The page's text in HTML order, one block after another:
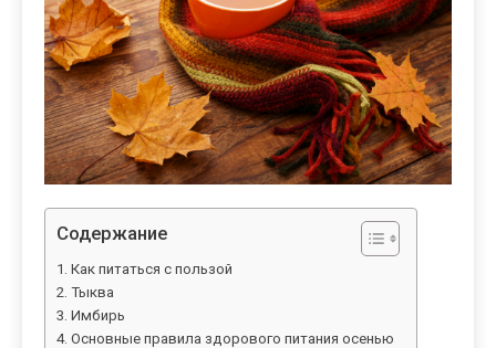
Содержание
Как питаться с пользой
Тыква
Имбирь
Основные правила здорового питания осенью